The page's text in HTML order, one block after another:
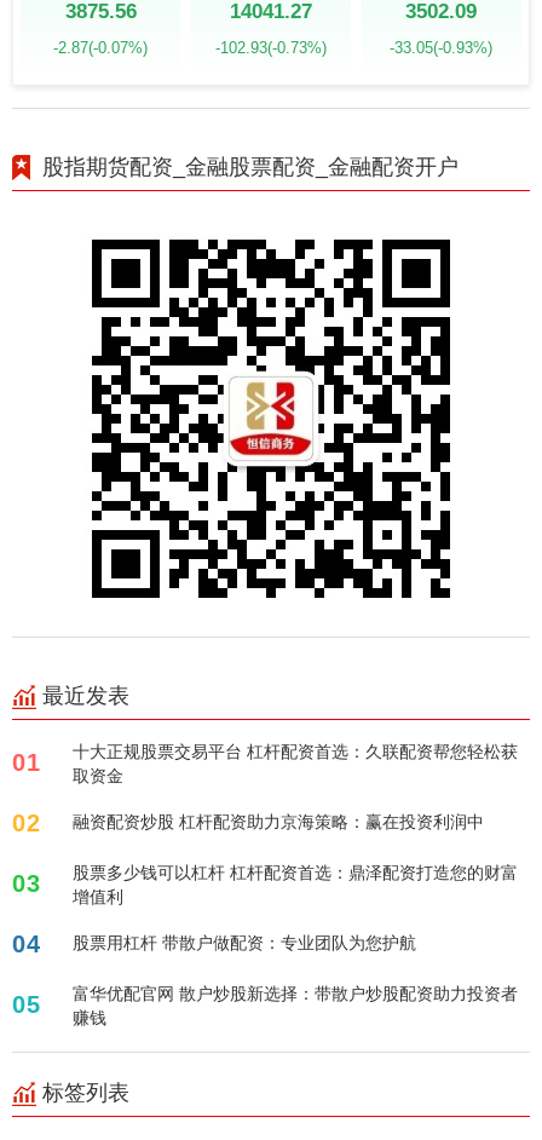
3875.56
-2.87(-0.07%)
14041.27
-102.93(-0.73%)
3502.09
-33.05(-0.93%)
股指期货配资_金融股票配资_金融配资开户
最近发表
01
十大正规股票交易平台 杠杆配资首选：久联配资帮您轻松获
取资金
02 融资配资炒股 杠杆配资助力京海策略：赢在投资利润中
03
股票多少钱可以杠杆 杠杆配资首选：鼎泽配资打造您的财富
增值利
04 股票用杠杆 带散户做配资：专业团队为您护航
05
富华优配官网 散户炒股新选择：带散户炒股配资助力投资者
赚钱
标签列表